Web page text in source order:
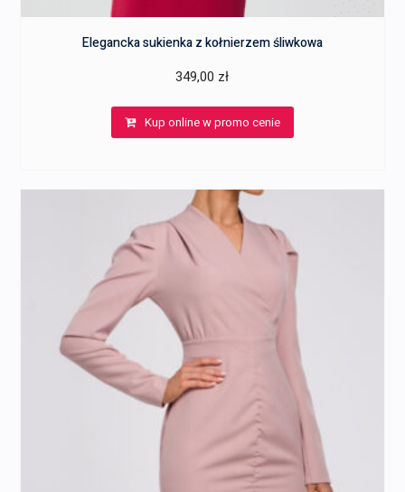
Elegancka sukienka z kołnierzem śliwkowa
349,00 zł
Kup online w promo cenie